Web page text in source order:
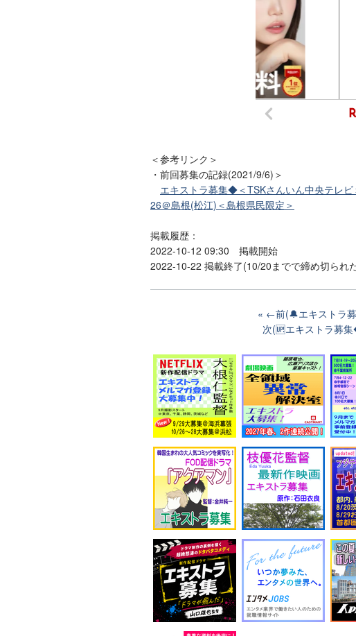
＜参考リンク＞
・前回募集の記録(2021/9/6)＞
エキストラ募集◆＜TSKさんいん中央テレ
26＠島根(松江)＜島根県民限定＞
掲載履歴：
2022-10-12 09:30 掲載開始
2022-10-22 掲載終了(10/20までで締め切られ
←前(🔔エキストラ
次(🆙エキストラ募